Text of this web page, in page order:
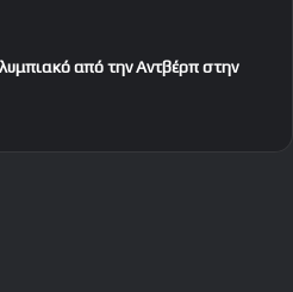
από την Αντβέρπ στην